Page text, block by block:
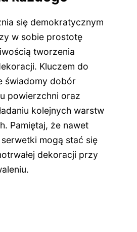
się demokratycznym
w sobie prostotę
tworzenia
Kluczem do
świadomy dobór
powierzchni oraz
kolejnych warstw
Pamiętaj, że nawet
mogą stać się
dekoracji przy